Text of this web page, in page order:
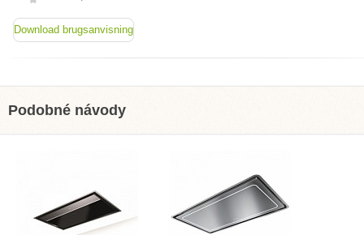
Download brugsanvisning
Podobné návody